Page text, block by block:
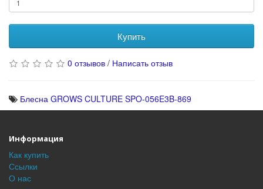
Купить
0 отзывов / Написать отзыв
Блесна GROWS CULTURE SPO-056E3B-869
Информация
Как купить
Ссылки
О нас